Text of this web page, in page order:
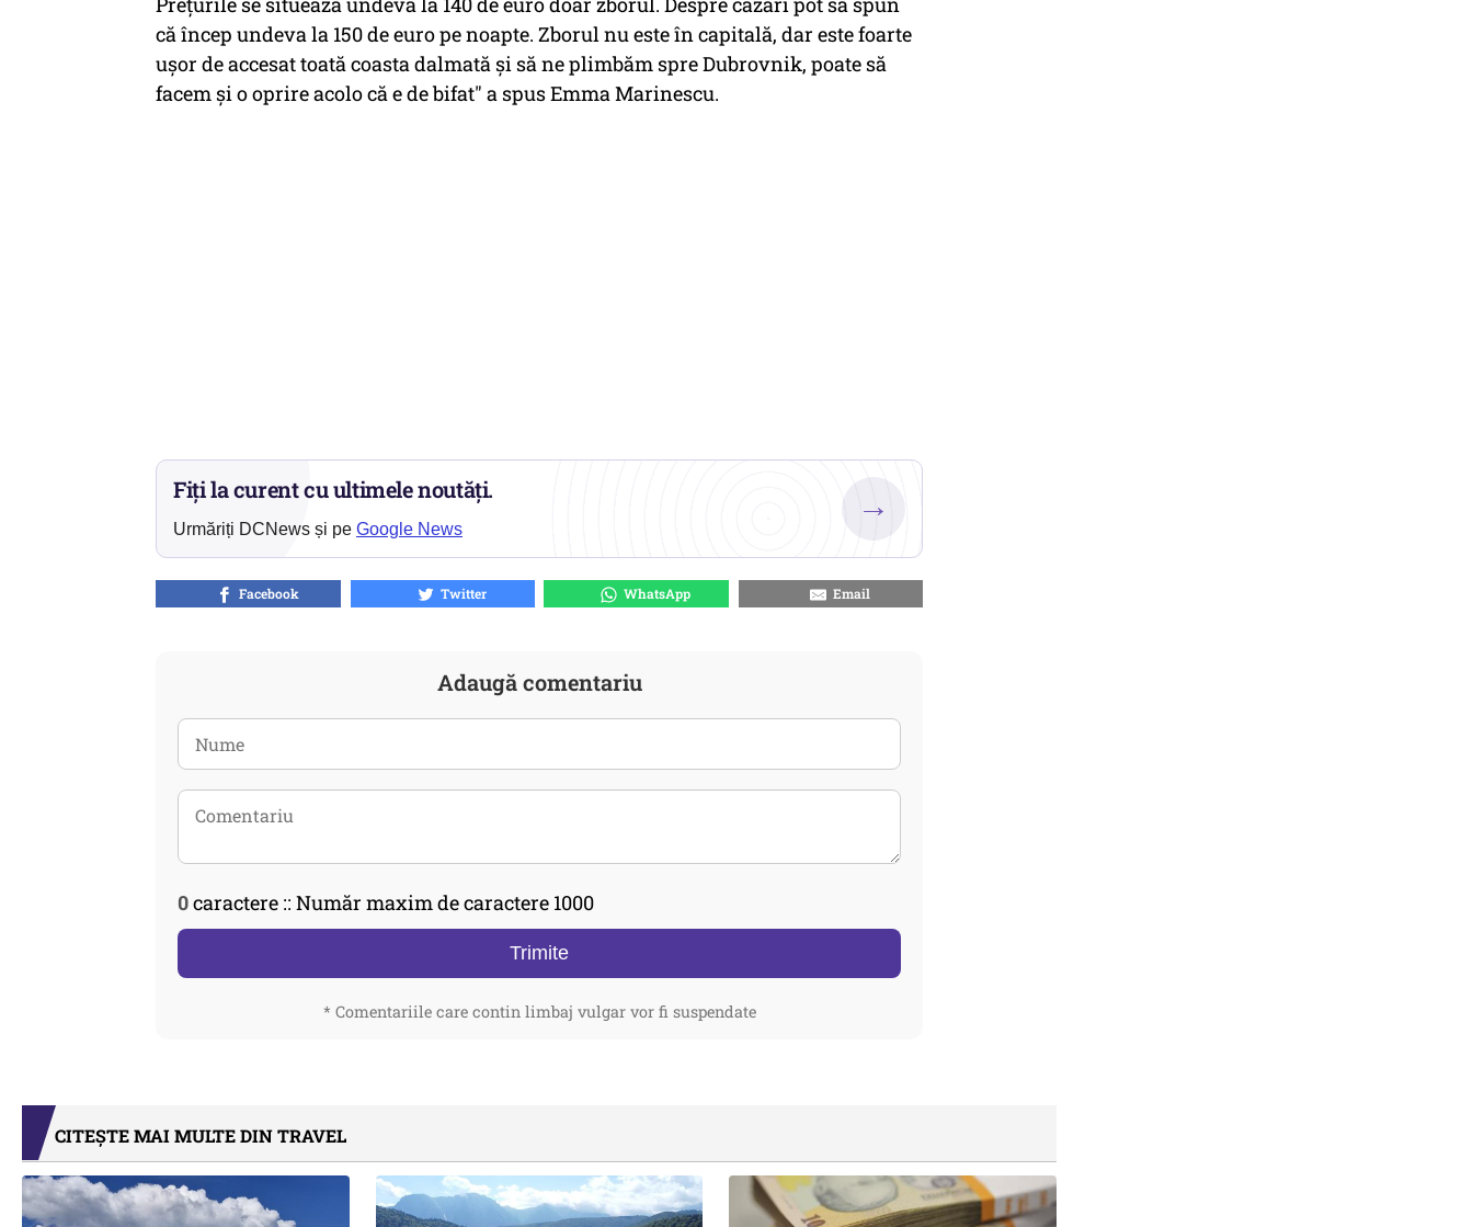
că încep undeva la 150 de euro pe noapte. Zborul nu este în capitală, dar este foarte
ușor de accesat toată coasta dalmată și să ne plimbăm spre Dubrovnik, poate să
facem și o oprire acolo că e de bifat" a spus Emma Marinescu.
Fiți la curent cu ultimele noutăți.
Urmăriți DCNews și pe Google News
→
Facebook Twitter WhatsApp Email
Adaugă comentariu
0caractere :: Număr maxim de caractere 1000
Trimite
* Comentariile care contin limbaj vulgar vor fi suspendate
CITEȘTE MAI MULTE DIN TRAVEL